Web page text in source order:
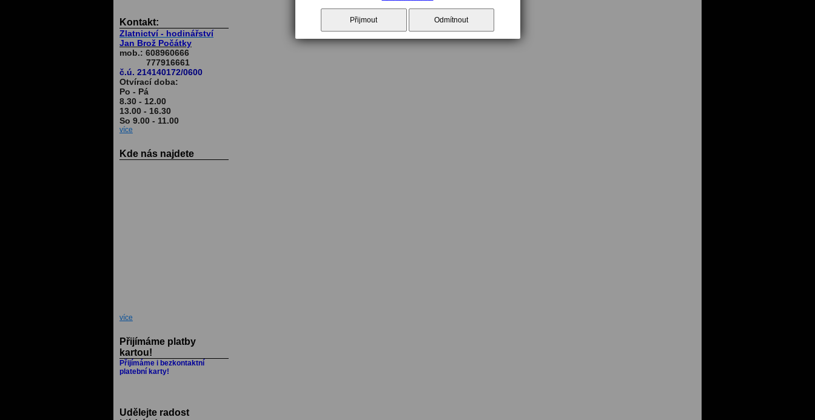
Kontakt:
Zlatnictví - hodinářství
Jan Brož Počátky
mob.: 608960666
777916661
č.ú. 214140172/0600
Otvírací doba:
Po - Pá
8.30 - 12.00
13.00 - 16.30
So 9.00 - 11.00
více
Kde nás najdete
více
Přijímáme platby
kartou!
Přijímáme i bezkontaktní
platební karty!
Udělejte radost
Přijmout Odmítnout